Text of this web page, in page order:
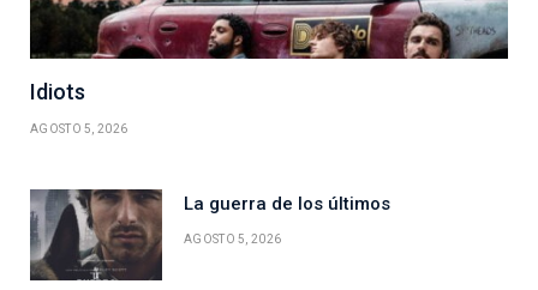
Idiots
AGOSTO 5, 2026
La guerra de los últimos
AGOSTO 5, 2026